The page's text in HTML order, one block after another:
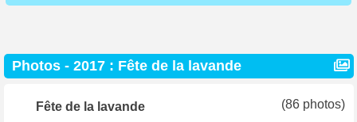
Photos - 2017 : Fête de la lavande
Fête de la lavande (86 photos)